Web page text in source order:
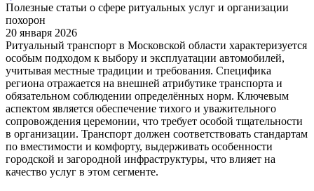
Полезные статьи о сфере ритуальных услуг и организации
похорон
20 января 2026
Ритуальный транспорт в Московской области характеризуется
особым подходом к выбору и эксплуатации автомобилей,
учитывая местные традиции и требования. Специфика
региона отражается на внешней атрибутике транспорта и
обязательном соблюдении определённых норм. Ключевым
аспектом является обеспечение тихого и уважительного
сопровождения церемонии, что требует особой тщательности
в организации. Транспорт должен соответствовать стандартам
по вместимости и комфорту, выдерживать особенности
городской и загородной инфраструктуры, что влияет на
качество услуг в этом сегменте.